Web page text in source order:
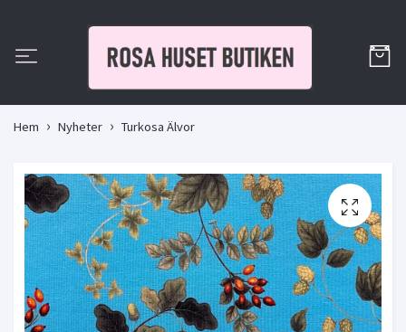
Hem Nyheter Turkosa Älvor